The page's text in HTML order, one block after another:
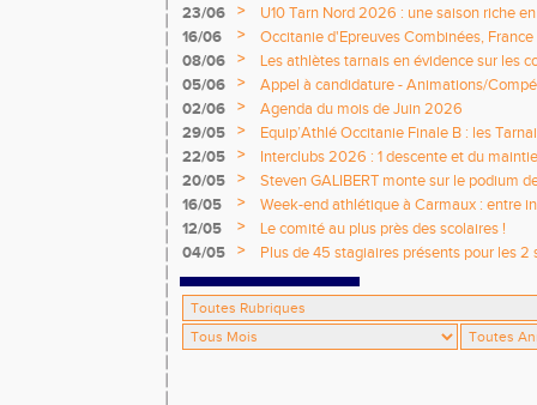
23/06
>
U10 Tarn Nord 2026 : une saison riche
émotions
16/06 >
Occitanie d'Epreuves Combinées,
National de Castres
08/06 >
Les athlètes tarnais en évidence sur les
05/06
>
Appel à candidature - Animations/
2026 / 2027
02/06 >
Agenda du mois de Juin 2026
29/05
>
Equip’Athlé Occitanie Finale B : les
22/05
>
Interclubs 2026 : 1 descente et du
20/05
>
Steven GALIBERT monte sur le podium
16/05
>
Week-end athlétique à Carmaux : entre
départementaux jeunes
12/05 >
Le comité au plus près des scolaires !
04/05
>
Plus de 45 stagiaires présents pour les 2